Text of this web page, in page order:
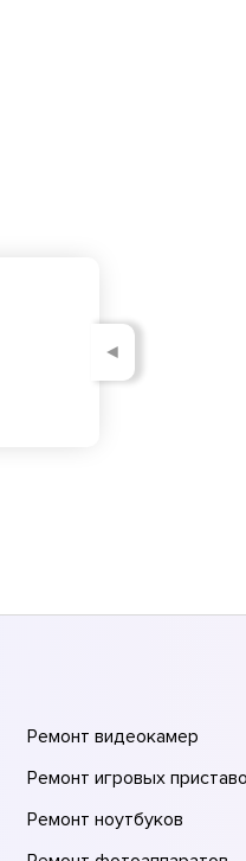
◄
Ремонт видеокамер
Ремонт игровых
Ремонт ноутбуков